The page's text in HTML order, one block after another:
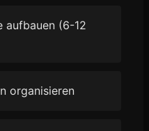
aufbauen (6-12
organisieren